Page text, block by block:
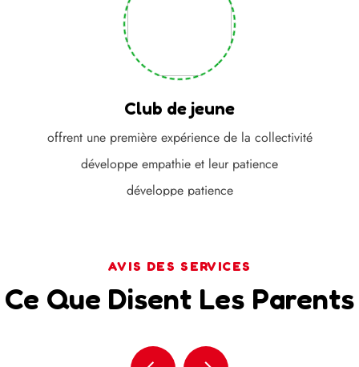
Club de jeune
offrent une première expérience de la collectivité
développe empathie et leur patience
développe patience
AVIS DES SERVICES
Ce Que Disent Les Parents